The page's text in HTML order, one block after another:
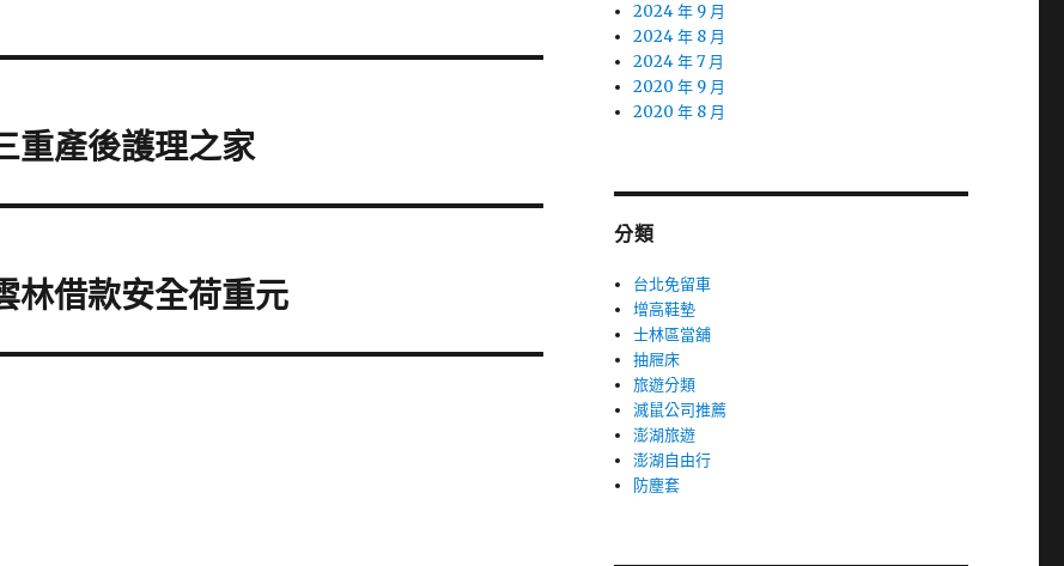
重產後護理之家
林借款安全荷重元
2024 年 9 月
2024 年 8 月
2024 年 7 月
2020 年 9 月
2020 年 8 月
分類
台北免留車
增高鞋墊
士林區當舖
抽屜床
旅遊分類
滅鼠公司推薦
澎湖旅遊
澎湖自由行
防塵套